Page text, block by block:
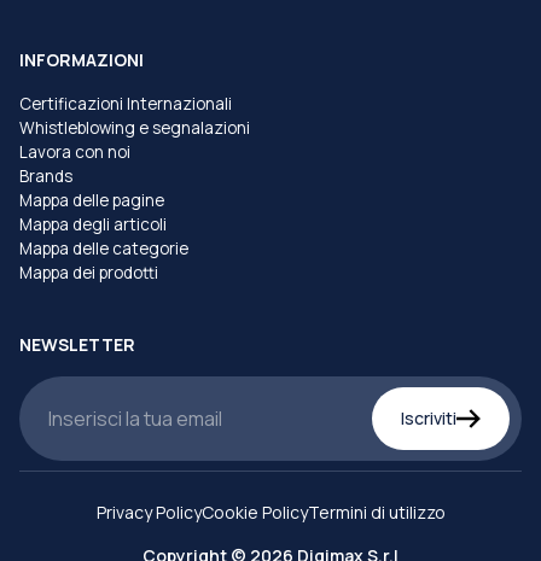
INFORMAZIONI
Certificazioni Internazionali
Whistleblowing e segnalazioni
Lavora con noi
Brands
Mappa delle pagine
Mappa degli articoli
Mappa delle categorie
Mappa dei prodotti
NEWSLETTER
Iscriviti
Copyright © 2026 Digimax S.r.l
Privacy PolicyCookie PolicyTermini di utilizzo